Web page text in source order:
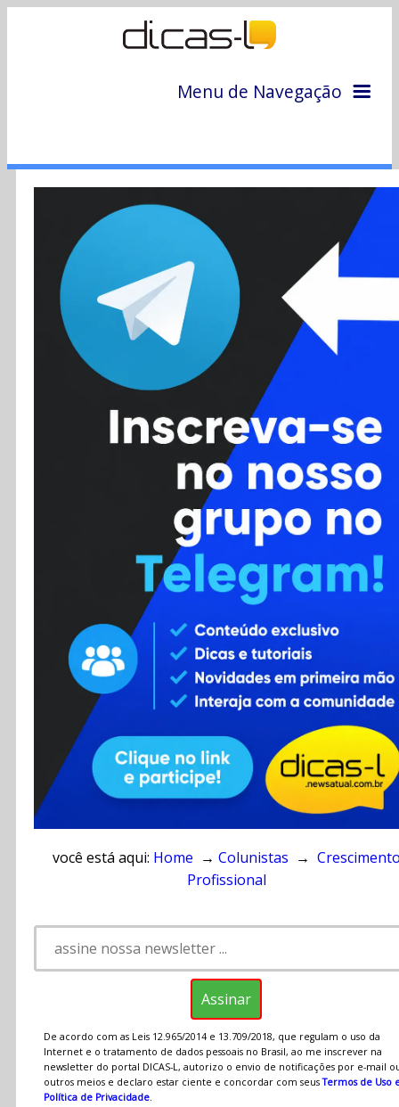
Menu de Navegação
Colunas
Colaboradores
Cursos
Enviar Dica
Contato
RSS
você está aqui: Home → Colunistas →
Profissional
De acordo com as Leis 12.965/2014 e 13.709/2018, que regulam o uso da
Internet e o tratamento de dados pessoais no Brasil, ao me inscrever na
newsletter do portal DICAS-L, autorizo o envio de notificações por e-mail
outros meios e declaro estar ciente e concordar com seusTermos de Uso
Política de Privacidade.